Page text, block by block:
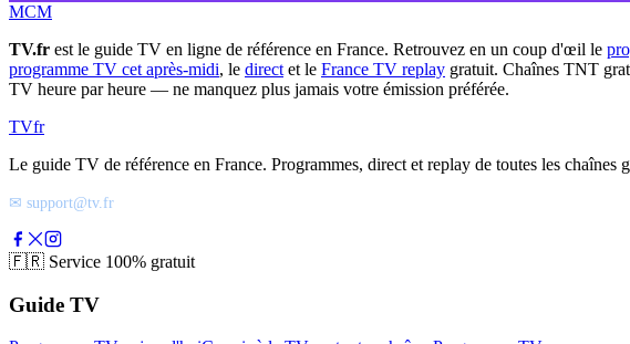
MCM
TV.fr est le guide TV en ligne de référence en France. Retrouvez en un coup d'œil le
programme TV cet après-midi, le direct et le France TV replay gratuit. Chaînes TNT
TV heure par heure — ne manquez plus jamais votre émission préférée.
TVfr
Le guide TV de référence en France. Programmes, direct et replay de toutes les chaînes
✉ support@tv.fr
🇫🇷 Service 100% gratuit
Guide TV